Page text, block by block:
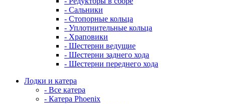
- Сальники
- Стопорные кольца
- Уплотнительные кольца
- Храповики
- Шестерни ведущие
- Шестерни заднего хода
- Шестерни переднего хода
Лодки и катера
- Все катера
- Катера Phoenix